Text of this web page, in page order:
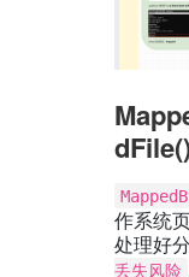
作系统
处理好
丢失风险